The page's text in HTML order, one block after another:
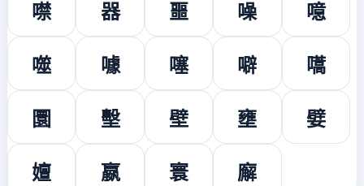
噤 器 噩 噪 噫
噬 噱 噻 噼 嚆
圜 墼 壁 壅 嬖
嬗 嬴 寰 廨